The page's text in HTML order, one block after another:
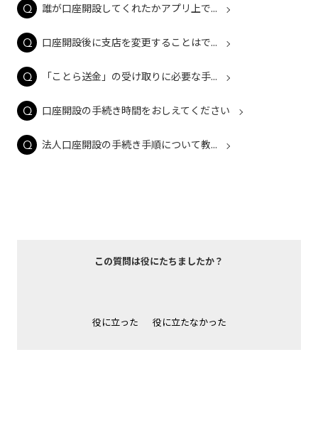
誰が口座開設してくれたかアプリ上で...
口座開設後に支店を変更することはで...
「ことら送金」の受け取りに必要な手...
口座開設の手続き時間をおしえてください
法人口座開設の手続き手順について教...
この質問は役にたちましたか？
役に立った 役に立たなかった